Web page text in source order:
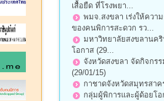
เสื้อยืด ที่โรงพยา...
พมจ.สงขลา เร่งให้ควา
ของคนพิการสะดวก รว...
มหาวิทยาลัยสงขลานคริ
โอกาส (29...
จังหวัดสงขลา จัดกิจกร
(29/01/15)
กาชาดจังหวัดสมุทรสาค
กลุ่มผู้พิการและผู้ด้อยโ